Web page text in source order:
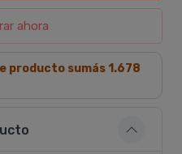
ahora
producto sumás 1.678